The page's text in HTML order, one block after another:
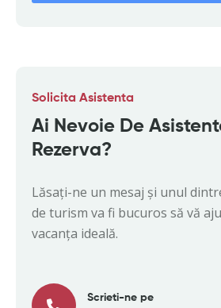
Solicita Asistenta
Ai Nevoie De
Rezerva?
Lăsați-ne un mesaj și unul
de turism va fi bucuros să vă
vacanța ideală.
Scrieti-ne pe